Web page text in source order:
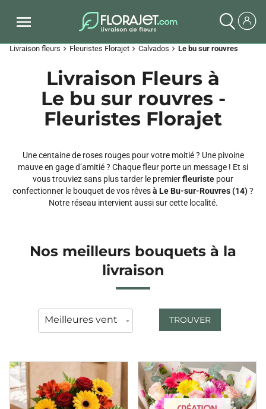
Livraison fleurs chevron_right Fleuristes Florajet chevron_right Calvados chevron_right Le bu sur rouvres
Livraison Fleurs à
Le bu sur rouvres -
Fleuristes Florajet
Une centaine de roses rouges pour votre moitié ? Une pivoine
mauve en gage d’amitié ? Chaque fleur porte un message ! Et si
vous trouviez sans plus tarder le premierfleuriste pour
confectionner le bouquet de vos rêvesà Le Bu-sur-Rouvres (14)?
Notre réseau intervient aussi sur cette localité.
Nos meilleurs bouquets à la
livraison
TROUVER